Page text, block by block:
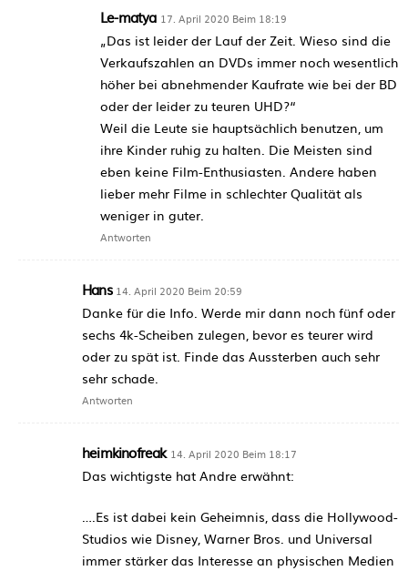
Le-matya 17. April 2020 Beim 18:19
„Das ist leider der Lauf der Zeit. Wieso sind die
Verkaufszahlen an DVDs immer noch wesentlich
höher bei abnehmender Kaufrate wie bei der BD
oder der leider zu teuren UHD?“
Weil die Leute sie hauptsächlich benutzen, um
ihre Kinder ruhig zu halten. Die Meisten sind
eben keine Film-Enthusiasten. Andere haben
lieber mehr Filme in schlechter Qualität als
weniger in guter.
Antworten
Hans 14. April 2020 Beim 20:59
Danke für die Info. Werde mir dann noch fünf oder
sechs 4k-Scheiben zulegen, bevor es teurer wird
oder zu spät ist. Finde das Aussterben auch sehr
sehr schade.
Antworten
heimkinofreak 14. April 2020 Beim 18:17
Das wichtigste hat Andre erwähnt:
….Es ist dabei kein Geheimnis, dass die Hollywood-
Studios wie Disney, Warner Bros. und Universal
immer stärker das Interesse an physischen Medien